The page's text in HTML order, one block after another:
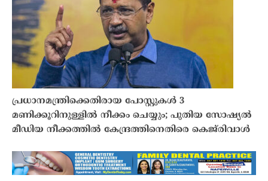
പ്രധാനമന്ത്രിക്കെതിരായ പോസ്റ്റുകൾ 3
മണിക്കൂറിനുള്ളിൽ നീക്കം ചെയ്യും; പുതിയ സോഷ്യൽ
മീഡിയ നീക്കത്തിൽ കേന്ദ്രത്തിനെതിരെ കെജ്‌രിവാൾ